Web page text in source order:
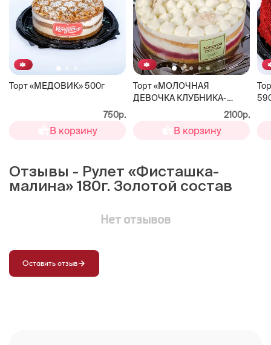
Торт «МЕДОВИК» 500г
750р.
В корзину
Торт «МОЛОЧНАЯ
ДЕВОЧКА КЛУБНИКА-
МАЛИНА» 650г. Золотой2100р.
В корзину
Отзывы - Рулет «Фисташка-
малина» 180г. Золотой состав
Нет отзывов
Оставить отзыв